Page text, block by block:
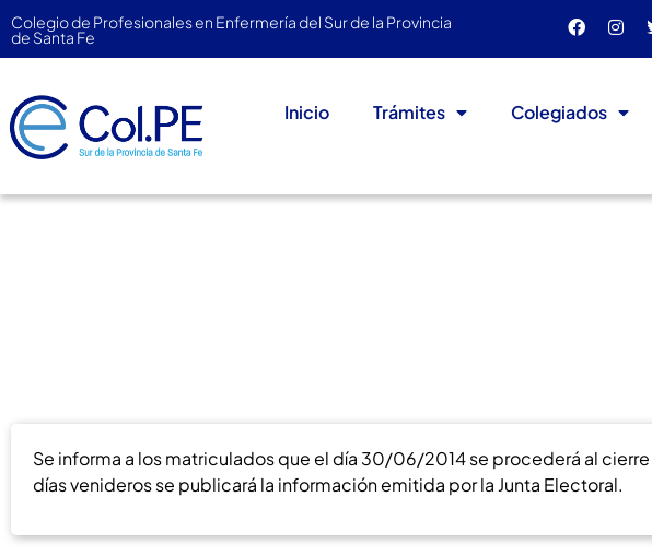
Colegio de Profesionales en Enfermería del Sur de la Provincia
de Santa Fe
Inicio Trámites Colegiados
Se informa a los matriculados que el día 30/06/2014 se procederá al
días venideros se publicará la información emitida por la Junta Electoral.